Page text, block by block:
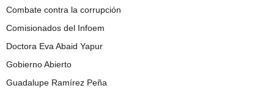
Combate contra la corrupción
Comisionados del Infoem
Doctora Eva Abaid Yapur
Gobierno Abierto
Guadalupe Ramírez Peña